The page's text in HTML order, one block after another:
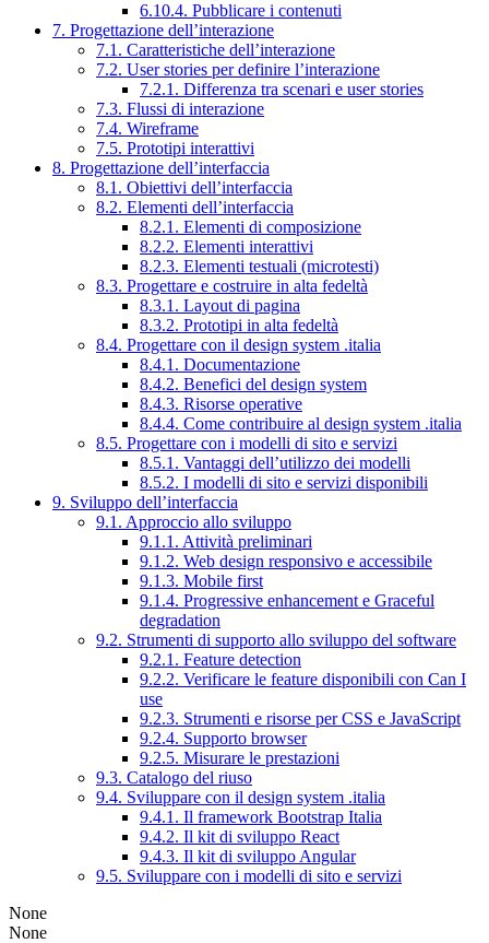
6.10.4. Pubblicare i contenuti
7. Progettazione dell’interazione
7.1. Caratteristiche dell’interazione
7.2. User stories per definire l’interazione
7.2.1. Differenza tra scenari e user stories
7.3. Flussi di interazione
7.4. Wireframe
7.5. Prototipi interattivi
8. Progettazione dell’interfaccia
8.1. Obiettivi dell’interfaccia
8.2. Elementi dell’interfaccia
8.2.1. Elementi di composizione
8.2.2. Elementi interattivi
8.2.3. Elementi testuali (microtesti)
8.3. Progettare e costruire in alta fedeltà
8.3.1. Layout di pagina
8.3.2. Prototipi in alta fedeltà
8.4. Progettare con il design system .italia
8.4.1. Documentazione
8.4.2. Benefici del design system
8.4.3. Risorse operative
8.4.4. Come contribuire al design system .italia
8.5. Progettare con i modelli di sito e servizi
8.5.1. Vantaggi dell’utilizzo dei modelli
8.5.2. I modelli di sito e servizi disponibili
9. Sviluppo dell’interfaccia
9.1. Approccio allo sviluppo
9.1.1. Attività preliminari
9.1.2. Web design responsivo e accessibile
9.1.3. Mobile first
9.1.4. Progressive enhancement e Graceful
degradation
9.2. Strumenti di supporto allo sviluppo del software
9.2.1. Feature detection
9.2.2. Verificare le feature disponibili con Can I
use
9.2.3. Strumenti e risorse per CSS e JavaScript
9.2.4. Supporto browser
9.2.5. Misurare le prestazioni
9.3. Catalogo del riuso
9.4. Sviluppare con il design system .italia
9.4.1. Il framework Bootstrap Italia
9.4.2. Il kit di sviluppo React
9.4.3. Il kit di sviluppo Angular
9.5. Sviluppare con i modelli di sito e servizi
None
None